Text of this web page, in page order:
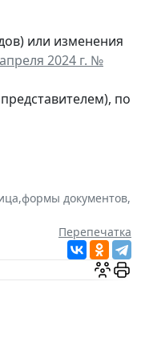
или изменения
2024 г. №
по
,формы документов,
Перепечатка